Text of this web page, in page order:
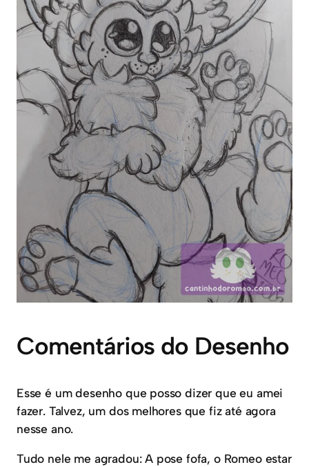
Comentários do Desenho
Esse é um desenho que posso dizer que eu amei
fazer. Talvez, um dos melhores que fiz até agora
nesse ano.
Tudo nele me agradou: A pose fofa, o Romeo estar